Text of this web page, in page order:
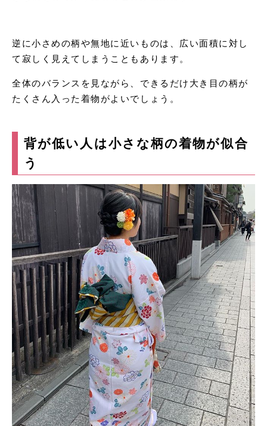
逆に小さめの柄や無地に近いものは、広い面積に対し
て寂しく見えてしまうこともあります。
全体のバランスを見ながら、できるだけ大き目の柄が
たくさん入った着物がよいでしょう。
背が低い人は小さな柄の着物が似合
う